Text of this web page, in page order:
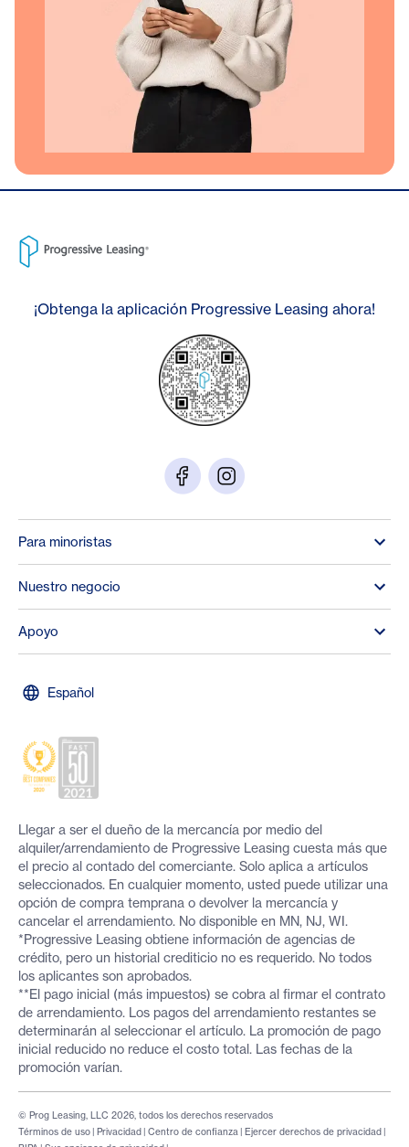
¡Obtenga la aplicación Progressive Leasing ahora!
Para minoristas
Nuestro negocio
Apoyo
Español
Llegar a ser el dueño de la mercancía por medio del
alquiler/arrendamiento de Progressive Leasing cuesta más que
el precio al contado del comerciante. Solo aplica a artículos
seleccionados. En cualquier momento, usted puede utilizar una
opción de compra temprana o devolver la mercancía y
cancelar el arrendamiento. No disponible en MN, NJ, WI.
*Progressive Leasing obtiene información de agencias de
crédito, pero un historial crediticio no es requerido. No todos
los aplicantes son aprobados.
**El pago inicial (más impuestos) se cobra al firmar el contrato
de arrendamiento. Los pagos del arrendamiento restantes se
determinarán al seleccionar el artículo. La promoción de pago
inicial reducido no reduce el costo total. Las fechas de la
promoción varían.
Términos de uso | Privacidad | Centro de confianza | Ejercer derechos de privacidad |
© Prog Leasing, LLC 2026, todos los derechos reservados